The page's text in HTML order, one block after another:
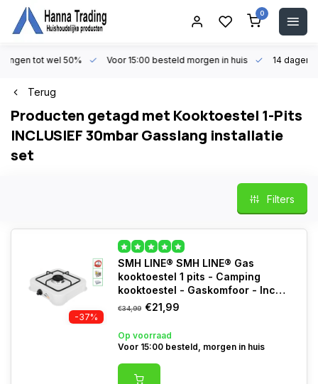
0
tot wel 50% Voor 15:00 besteld morgen in huis 14 dagen
Terug
Producten getagd met Kooktoestel 1-Pits
INCLUSIEF 30mbar Gasslang installatie
set
Filters
-37%
SMH LINE® SMH LINE® Gas
kooktoestel 1 pits - Camping
kooktoestel - Gaskomfoor - Incl.
Gasslang set
€34,99 €21,99
Op voorraad
Voor 15:00 besteld, morgen in huis